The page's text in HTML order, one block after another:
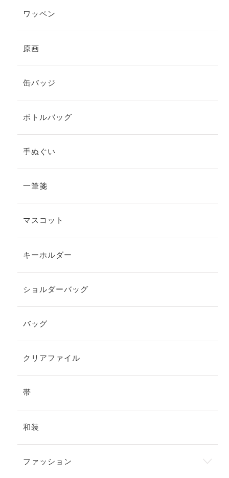
ワッペン
原画
缶バッジ
ボトルバッグ
手ぬぐい
一筆箋
マスコット
キーホルダー
ショルダーバッグ
バッグ
クリアファイル
帯
和装
ファッション